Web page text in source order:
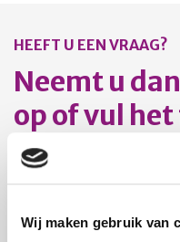
Wij maken gebruik van
HEEFT U EEN VRAAG?
Neemt u
op of vul
Henri
Voorzitter